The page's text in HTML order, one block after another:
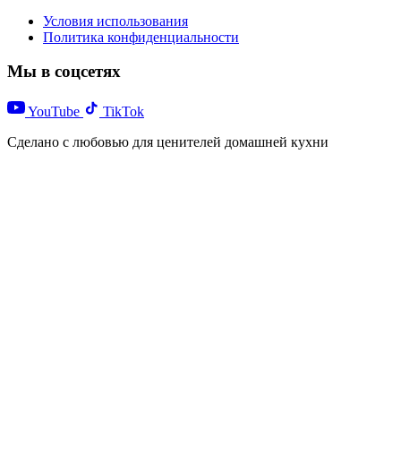
Условия использования
Политика конфиденциальности
Мы в соцсетях
YouTube
TikTok
Сделано с любовью для ценителей домашней кухни